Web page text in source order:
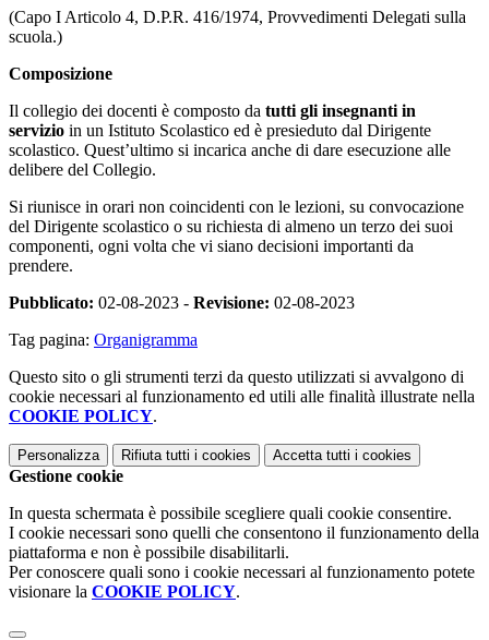
(Capo I Articolo 4, D.P.R. 416/1974, Provvedimenti Delegati sulla
scuola.)
Composizione
Il collegio dei docenti è composto da tutti gli insegnanti in
servizio in un Istituto Scolastico ed è presieduto dal Dirigente
scolastico. Quest’ultimo si incarica anche di dare esecuzione alle
delibere del Collegio.
Si riunisce in orari non coincidenti con le lezioni, su convocazione
del Dirigente scolastico o su richiesta di almeno un terzo dei suoi
componenti, ogni volta che vi siano decisioni importanti da
prendere.
Pubblicato: 02-08-2023 - Revisione: 02-08-2023
Tag pagina: Organigramma
Questo sito o gli strumenti terzi da questo utilizzati si avvalgono di
cookie necessari al funzionamento ed utili alle finalità illustrate nella
COOKIE POLICY.
Personalizza Rifiuta tutti i cookies Accetta tutti i cookies
Gestione cookie
In questa schermata è possibile scegliere quali cookie consentire.
I cookie necessari sono quelli che consentono il funzionamento della
piattaforma e non è possibile disabilitarli.
Per conoscere quali sono i cookie necessari al funzionamento potete
visionare la COOKIE POLICY.